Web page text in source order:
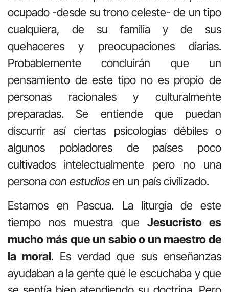
ocupado -desde su trono celeste- de un tipo
cualquiera, de su familia y de sus
quehaceres y preocupaciones diarias.
Probablemente concluirán que un
pensamiento de este tipo no es propio de
personas racionales y culturalmente
preparadas. Se entiende que puedan
discurrir así ciertas psicologías débiles o
algunos pobladores de países poco
cultivados intelectualmente pero no una
personacon estudiosen un país civilizado.
Estamos en Pascua. La liturgia de este
tiempo nos muestra que Jesucristo es
mucho más que un sabio o un maestro de
la moral. Es verdad que sus enseñanzas
ayudaban a la gente que le escuchaba y que